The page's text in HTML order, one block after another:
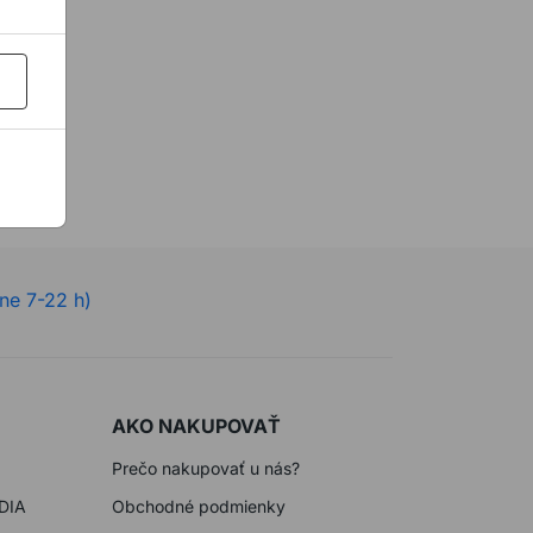
7-22 h)
AKO NAKUPOVAŤ
Prečo nakupovať u nás?
Obchodné podmienky